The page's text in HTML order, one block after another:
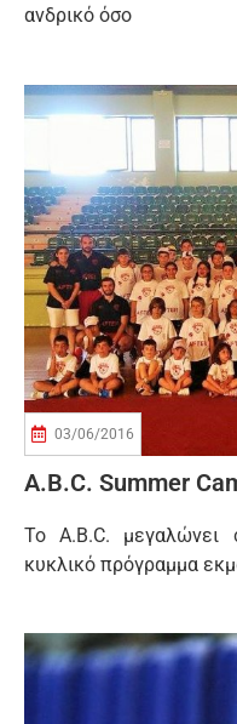
ανδρικό όσο
03/06/2016
A.B.C. Summer
To Α.Β.C. μεγαλώνει
κυκλικό πρόγραμμα